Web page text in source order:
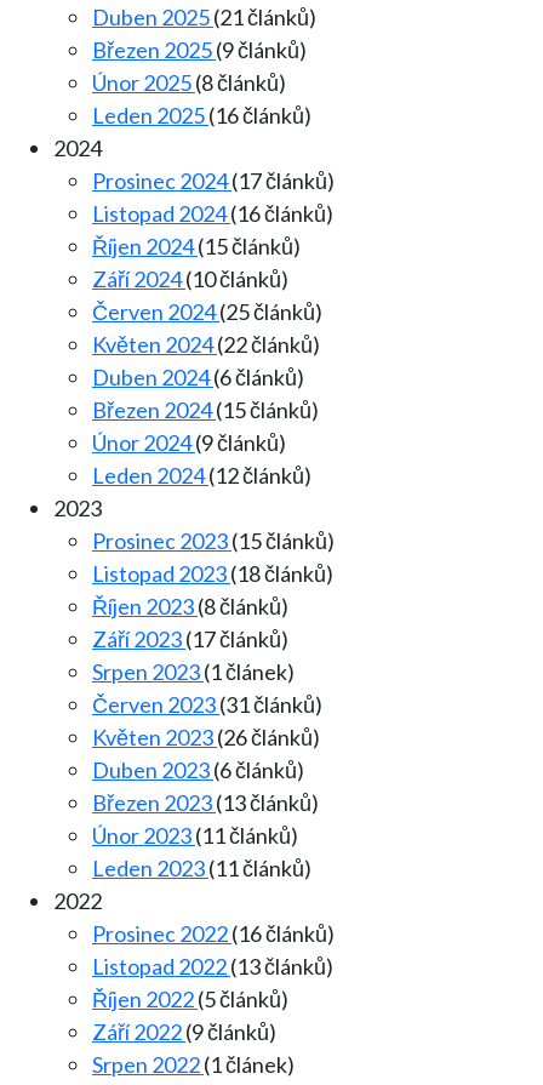
Duben 2025(21 článků)
Březen 2025(9 článků)
Únor 2025(8 článků)
Leden 2025(16 článků)
2024
Prosinec 2024(17 článků)
Listopad 2024(16 článků)
Říjen 2024(15 článků)
Září 2024(10 článků)
Červen 2024(25 článků)
Květen 2024(22 článků)
Duben 2024(6 článků)
Březen 2024(15 článků)
Únor 2024(9 článků)
Leden 2024(12 článků)
2023
Prosinec 2023(15 článků)
Listopad 2023(18 článků)
Říjen 2023(8 článků)
Září 2023(17 článků)
Srpen 2023(1 článek)
Červen 2023(31 článků)
Květen 2023(26 článků)
Duben 2023(6 článků)
Březen 2023(13 článků)
Únor 2023(11 článků)
Leden 2023(11 článků)
2022
Prosinec 2022(16 článků)
Listopad 2022(13 článků)
Říjen 2022(5 článků)
Září 2022(9 článků)
Srpen 2022(1 článek)